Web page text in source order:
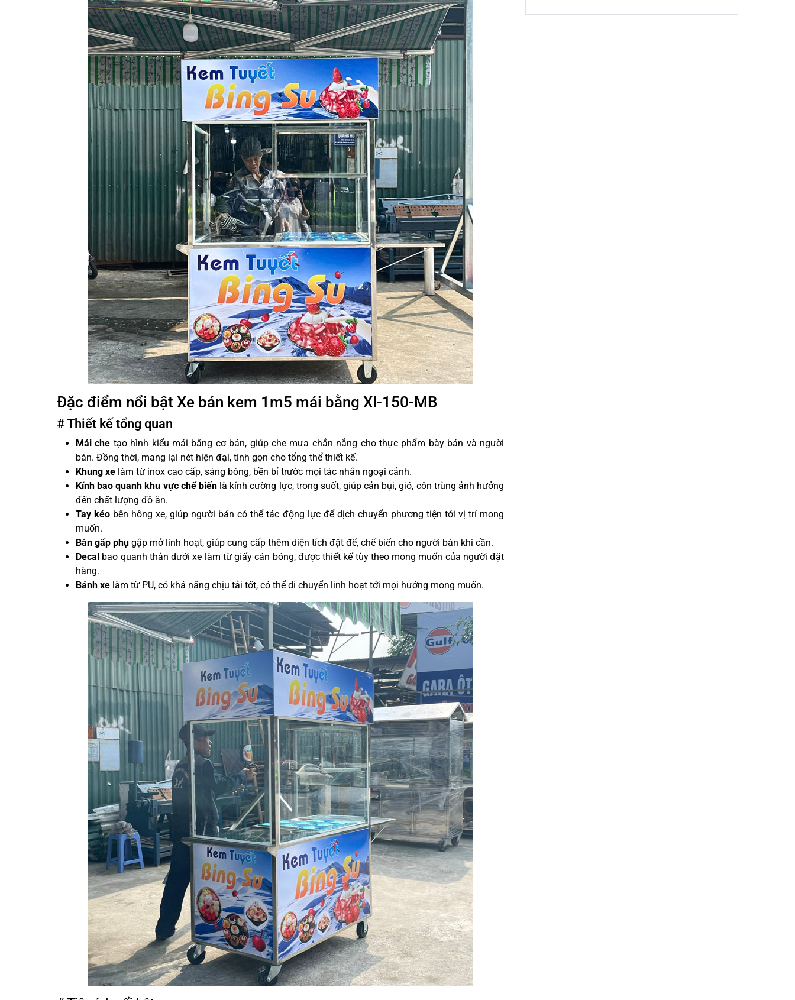
Đặc điểm nổi bật Xe bán kem 1m5 mái bằng XI-150-MB
# Thiết kế tổng quan
Mái che tạo hình kiểu mái bằng cơ bản, giúp che mưa chắn nắng cho thực phẩm bày bán và người
bán. Đồng thời, mang lại nét hiện đại, tinh gọn cho tổng thể thiết kế.
Khung xe làm từ inox cao cấp, sáng bóng, bền bỉ trước mọi tác nhân ngoại cảnh.
Kính bao quanh khu vực chế biến là kính cường lực, trong suốt, giúp cản bụi, gió, côn trùng ảnh hưởng
đến chất lượng đồ ăn.
Tay kéo bên hông xe, giúp người bán có thể tác động lực để dịch chuyển phương tiện tới vị trí mong
muốn.
Bàn gấp phụ gập mở linh hoạt, giúp cung cấp thêm diện tích đặt để, chế biến cho người bán khi cần.
Decal bao quanh thân dưới xe làm từ giấy cán bóng, được thiết kế tùy theo mong muốn của người đặt
hàng.
Bánh xe làm từ PU, có khả năng chịu tải tốt, có thể di chuyển linh hoạt tới mọi hướng mong muốn.